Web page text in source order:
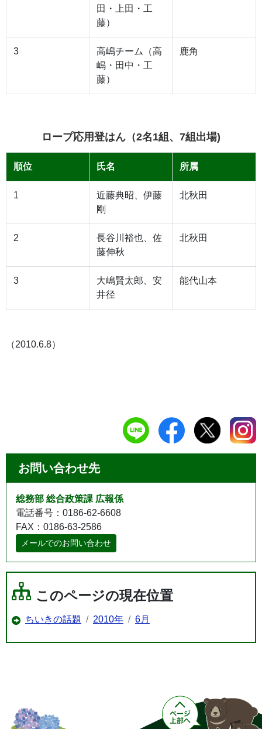
田・上田・工
藤）
3
高嶋チーム（高
嶋・田中・工
藤）
鹿角
ロープ応用登はん（2名1組、7組出場)
順位 氏名 所属
1
近藤典昭、伊藤
剛
北秋田
2
長谷川裕也、佐
藤伸秋
北秋田
3
大嶋賢太郎、安
井径
能代山本
（2010.6.8）
お問い合わせ先
総務部 総合政策課 広報係
電話番号：0186-62-6608
FAX：0186-63-2586
メールでのお問い合わせ
このページの現在位置
ちいきの話題 2010年 6月